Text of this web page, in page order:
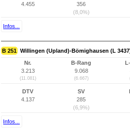
4.455
356
(8,0%)
Infos...
B 251 Willingen (Upland)-Bömighausen (L
Nr.
3.213
(11.081)
B-Rang
9.068
(6.667)
DTV
4.137
SV
285
(6,9%)
Infos...